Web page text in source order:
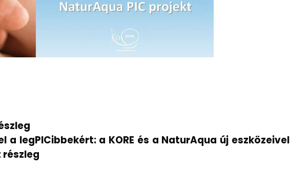
legPICibbekért: a KORE és a NaturAqua új eszközeivel